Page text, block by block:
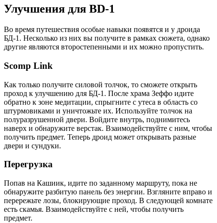
Улучшения для BD-1
Во время путешествия особые навыки появятся и у дроида
БД-1. Несколько из них вы получите в рамках сюжета, однако
другие являются второстепенными и их можно пропустить.
Scomp Link
Как только получите силовой толчок, то сможете открыть
проход к улучшению для БД-1. После храма Зеффо идите
обратно к зоне медитации, спрыгните с утеса в область со
штурмовиками и уничтожьте их. Используйте толчок на
полуразрушенной двери. Войдите внутрь, поднимитесь
наверх и обнаружите верстак. Взаимодействуйте с ним, чтобы
получить предмет. Теперь дроид может открывать разные
двери и сундуки.
Перегрузка
Попав на Кашиик, идите по заданному маршруту, пока не
обнаружите разбитую панель без энергии. Взгляните вправо и
перережьте лозы, блокирующие проход. В следующей комнате
есть скамья. Взаимодействуйте с ней, чтобы получить
предмет.